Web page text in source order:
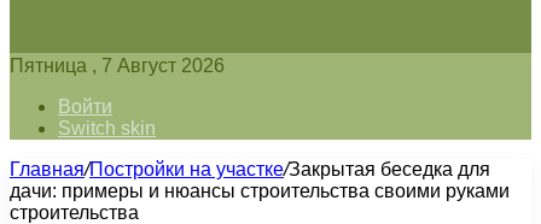
Пятница , 7 Август 2026
Войти
Switch skin
Главная/Постройки на участке/Закрытая беседка для
дачи: примеры и нюансы строительства своими руками
строительства